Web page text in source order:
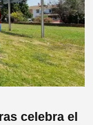
celebra el